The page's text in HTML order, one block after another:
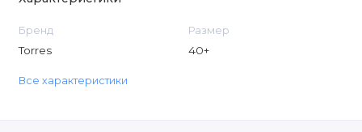
Бренд
Torres
Размер
40+
Все характеристики